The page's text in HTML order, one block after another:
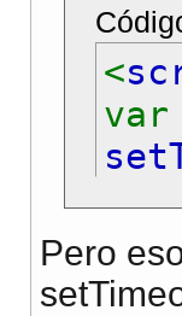
<
var
</
Pero